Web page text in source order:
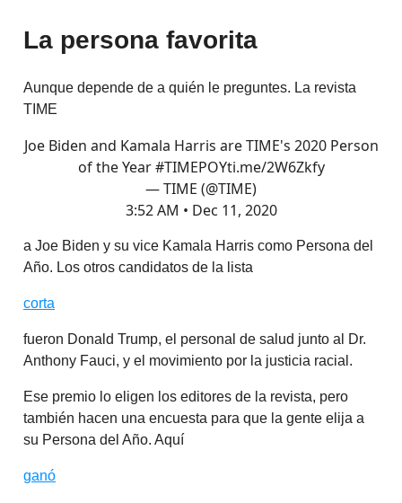
La persona favorita
Aunque depende de a quién le preguntes. La revista
TIME
Joe Biden and Kamala Harris are TIME's 2020 Person
of the Year#TIMEPOYti.me/2W6Zkfy
— TIME (@TIME)
3:52 AM • Dec 11, 2020
a Joe Biden y su vice Kamala Harris como Persona del
Año. Los otros candidatos de la lista
corta
fueron Donald Trump, el personal de salud junto al Dr.
Anthony Fauci, y el movimiento por la justicia racial.
Ese premio lo eligen los editores de la revista, pero
también hacen una encuesta para que la gente elija a
su Persona del Año. Aquí
ganó